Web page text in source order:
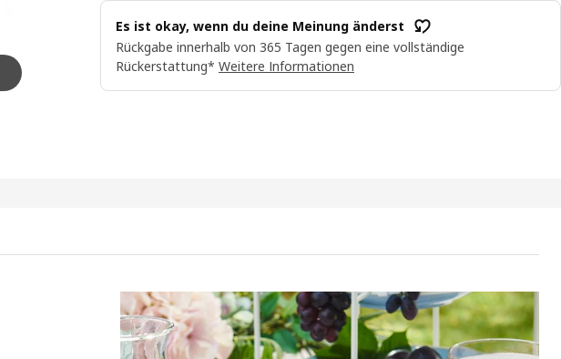
Es ist okay, wenn du deine Meinung änderst
Rückgabe innerhalb von 365 Tagen gegen eine vollständige
Rückerstattung* Weitere Informationen